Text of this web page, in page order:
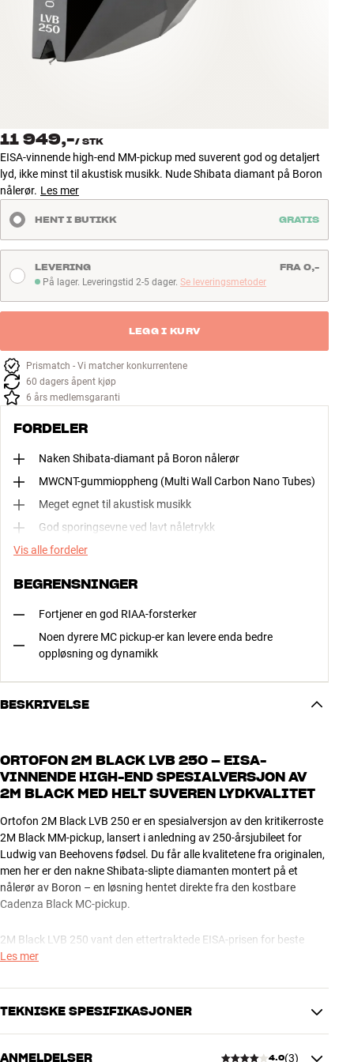
Tilbehør
INSPIRASJON
NYHETER
TILBUD
Finn Butikk
Kundeservice
Logg inn
Kundeservice
Bygg med lyd
11 949,-/ STK
EISA-vinnende high-end MM-pickup med suverent god og detaljert
lyd, ikke minst til akustisk musikk. Nude Shibata diamant på Boron
nålerør. Les mer
HENT I BUTIKK GRATIS
På lager. Leveringstid 2-5 dager
På lager. Leveringstid 2-5 dager. Se leveringsmetoder
LEVERING FRA 0,-
LEGG I KURV
Prismatch - Vi matcher konkurrentene
60 dagers åpent kjøp
6 års medlemsgaranti
FORDELER
Naken Shibata-diamant på Boron nålerør
MWCNT-gummioppheng (Multi Wall Carbon Nano Tubes)
Meget egnet til akustisk musikk
God sporingsevne ved lavt nåletrykk
Vis alle fordeler
BEGRENSNINGER
Fortjener en god RIAA-forsterker
Noen dyrere MC pickup-er kan levere enda bedre
oppløsning og dynamikk
BESKRIVELSE
ORTOFON 2M BLACK LVB 250 – EISA-
VINNENDE HIGH-END SPESIALVERSJON AV
2M BLACK MED HELT SUVEREN LYDKVALITET
Ortofon 2M Black LVB 250 er en spesialversjon av den kritikerroste
2M Black MM-pickup, lansert i anledning av 250-årsjubileet for
Ludwig van Beehovens fødsel. Du får alle kvalitetene fra originalen,
men her er den nakne Shibata-slipte diamanten montert på et
nålerør av Boron – en løsning hentet direkte fra den kostbare
Cadenza Black MC-pickup.
2M Black LVB 250 vant den ettertraktede EISA-prisen for beste
pickup 2021-2022. Et bedre kvalitetsstempel kan du nesten ikke få.
TOPPKVALITET NED TIL MINSTE DETALJ
I tillegg til nålerøret har opphenget også blitt oppgradert med den
nye MWCNT- gummiblandingen, som gir enda bedre demping og
Les mer
TEKNISKE SPESIFIKASJONER
ANMELDELSER 4.0(3)